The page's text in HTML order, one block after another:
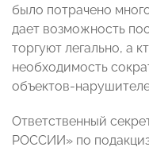
было потрачено
дает возможность
торгуют легально, а
необходимость
объектов-
Ответственный
РОССИИ» по